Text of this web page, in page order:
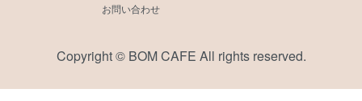
お問い合わせ
Copyright © BOM CAFE All rights reserved.